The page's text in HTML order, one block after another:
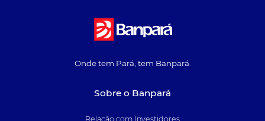
Onde tem Pará, tem Banpará.
Sobre o Banpará
Relação com Investidores